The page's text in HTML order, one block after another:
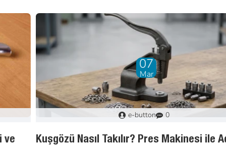
07
Mar
e-button 0
Kuşgözü Nasıl Takılır? Pres Makinesi ile Adım